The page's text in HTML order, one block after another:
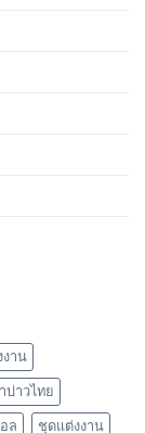
งาน
บ่าวไทย
ล ชุดแต่งงาน